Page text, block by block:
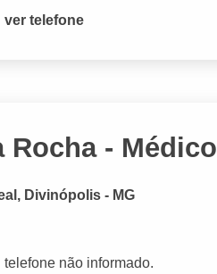
ver telefone
Rocha - Médico
Divinópolis - MG
telefone não informado.